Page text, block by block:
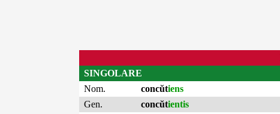
SINGOLARE
Nom.
concŭtiens
Gen.
concŭtientis